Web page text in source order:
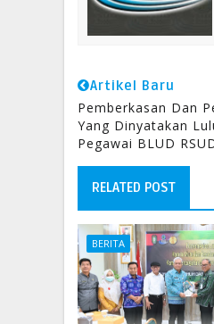
Artikel Baru
Pemberkasan Dan
Yang Dinyatakan
Pegawai BLUD
RELATED POST
BERITA